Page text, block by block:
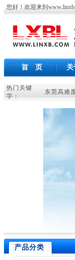
您好！欢迎来到
首 页 关
热门关键
字：
东莞高难
产品分类